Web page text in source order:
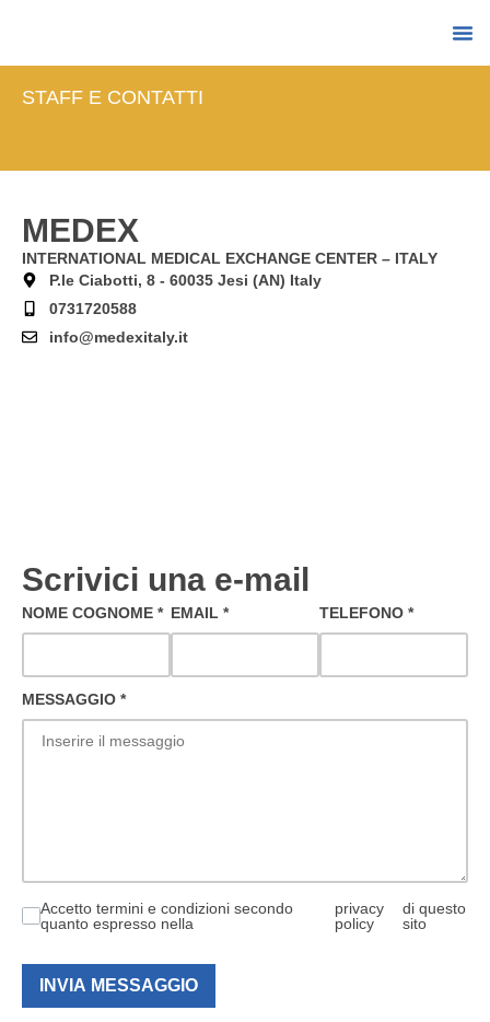
STAFF E CONTATTI
MEDEX
INTERNATIONAL MEDICAL EXCHANGE CENTER – ITALY
P.le Ciabotti, 8 - 60035 Jesi (AN) Italy
0731720588
info@medexitaly.it
Scrivici una e-mail
NOME COGNOME * EMAIL * TELEFONO *
MESSAGGIO *
Accetto termini e condizioni secondo
quanto espresso nella
privacy
policy
di questo
sito
INVIA MESSAGGIO